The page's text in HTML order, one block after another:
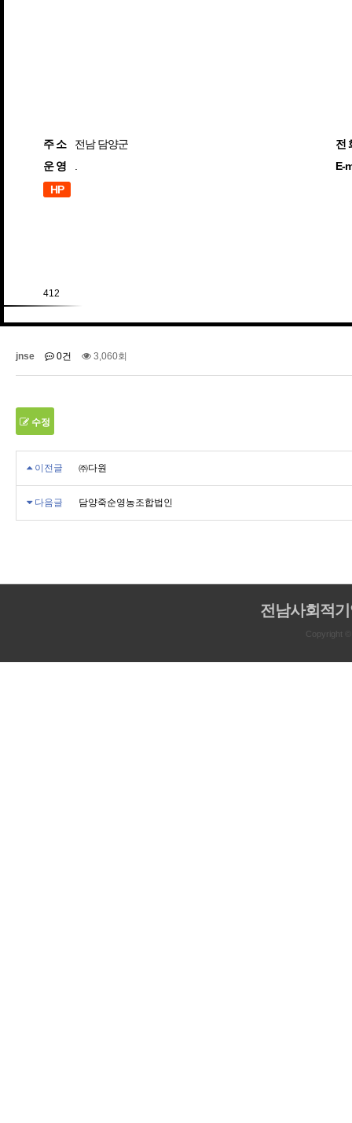
주 소
전남 담양군
운 영
HP
전
E-
412
jnse 0건 3,060회
수정
이전글 ㈜다원
다음글 담양죽순영농조합법인
전남사회적
Copyright